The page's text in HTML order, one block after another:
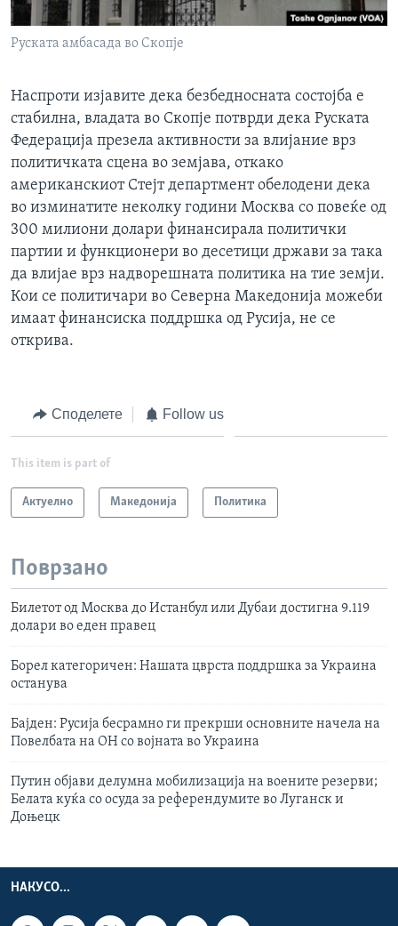
Руската амбасада во Скопје
Наспроти изјавите дека безбедносната состојба е
стабилна, владата во Скопје потврди дека Руската
Федерација презела активности за влијание врз
политичката сцена во земјава, откако
американскиот Стејт департмент обелодени дека
во изминатите неколку години Москва со повеќе од
300 милиони долари финансирала политички
партии и функционери во десетици држави за така
да влијае врз надворешната политика на тие земји.
Кои се политичари во Северна Македонија можеби
имаат финансиска поддршка од Русија, не се
открива.
Споделете Follow us
This item is part of
Актуелно Македонија Политика
Поврзано
Билетот од Москва до Истанбул или Дубаи достигна 9.119
долари во еден правец
Борел категоричен: Нашата цврста поддршка за Украина
останува
Бајден: Русија бесрамно ги прекрши основните начела на
Повелбата на ОН со војната во Украина
Путин објави делумна мобилизација на воените резерви;
Белата куќа со осуда за референдумите во Луганск и
Доњецк
НАКУСО...